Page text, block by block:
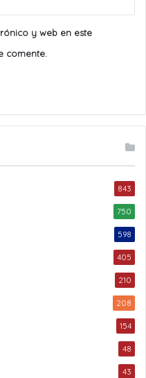
y web en este
comente.
843
750
598
405
210
208
154
48
43